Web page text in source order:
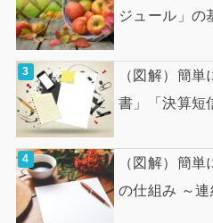
ジュール」の
（図解）簡
書」「決算
（図解）簡
の仕組み ～